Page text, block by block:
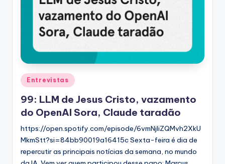
Posted
in
Entrevistas
99: LLM de Jesus Cristo, vazamento
do OpenAI Sora, Claude taradão
https://open.spotify.com/episode/6vmNjIiZQMvh2XkU
MkmStt?si=84bb90019a16415c Sexta-feira é dia de
repercutir as principais notícias da semana, no mundo